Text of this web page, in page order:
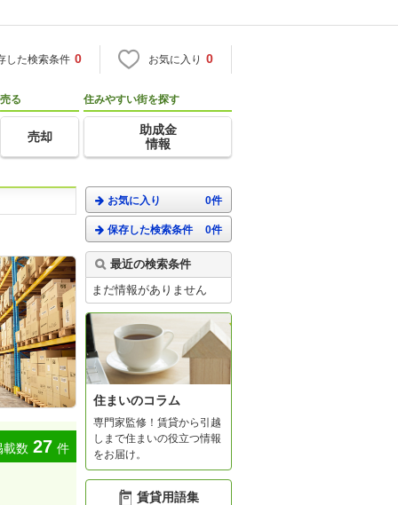
した検索条件 0 お気に入り 0
売る
売却
住みやすい街を探す
助成金
情報
載数 27 件
お気に入り 0件
保存した検索条件 0件
最近の検索条件
まだ情報がありません
住まいのコラム
専門家監修！賃貸から引越
しまで住まいの役立つ情報
をお届け。
賃貸用語集